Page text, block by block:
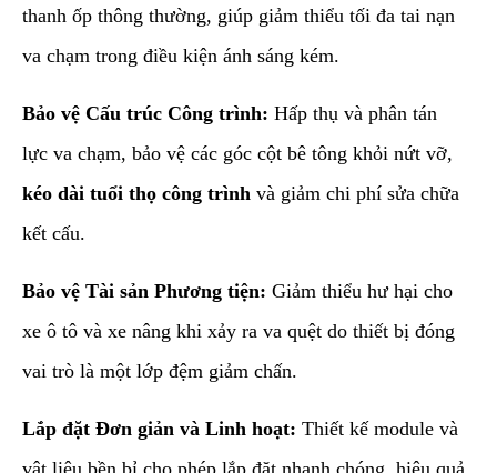
thanh ốp thông thường, giúp giảm thiểu tối đa tai nạn
va chạm trong điều kiện ánh sáng kém.
Bảo vệ Cấu trúc Công trình: Hấp thụ và phân tán
lực va chạm, bảo vệ các góc cột bê tông khỏi nứt vỡ,
kéo dài tuổi thọ công trình và giảm chi phí sửa chữa
kết cấu.
Bảo vệ Tài sản Phương tiện: Giảm thiểu hư hại cho
xe ô tô và xe nâng khi xảy ra va quệt do thiết bị đóng
vai trò là một lớp đệm giảm chấn.
Lắp đặt Đơn giản và Linh hoạt: Thiết kế module và
vật liệu bền bỉ cho phép lắp đặt nhanh chóng, hiệu quả